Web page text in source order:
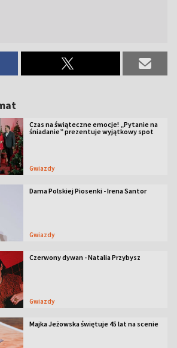
Czas na świąteczne emocje! „Pytanie na
śniadanie” prezentuje wyjątkowy spot
Gwiazdy
Dama Polskiej Piosenki - Irena Santor
Gwiazdy
Czerwony dywan - Natalia Przybysz
Gwiazdy
Majka Jeżowska świętuje 45 lat na scenie